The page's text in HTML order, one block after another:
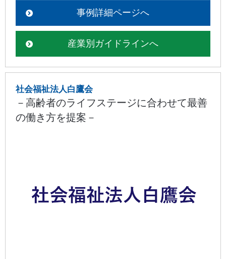
事例詳細ページへ
産業別ガイドラインへ
社会福祉法人白鷹会
－高齢者のライフステージに合わせて最善
の働き方を提案－